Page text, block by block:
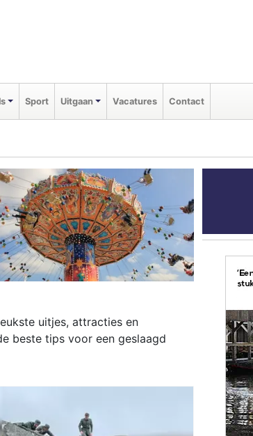
Sport Uitgaan Vacatures Contact
uitjes, attracties en
beste tips voor een geslaagd